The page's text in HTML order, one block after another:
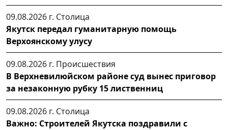
09.08.2026 г. Столица
Якутск передал гуманитарную помощь
Верхоянскому улусу
09.08.2026 г. Происшествия
В Верхневилюйском районе суд вынес приговор
за незаконную рубку 15 лиственниц
09.08.2026 г. Столица
Важно: Строителей Якутска поздравили с